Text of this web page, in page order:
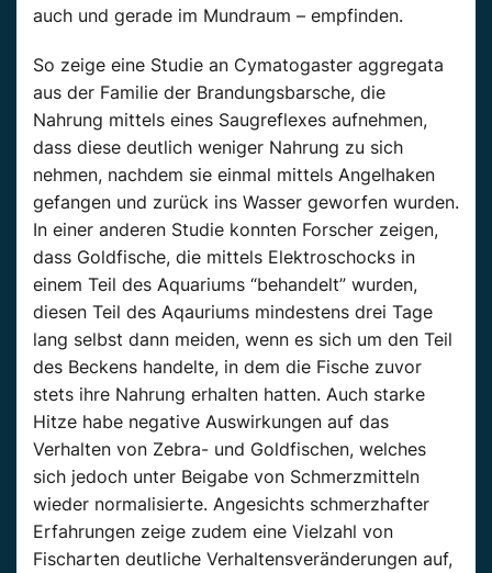
auch und gerade im Mundraum – empfinden.
So zeige eine Studie an Cymatogaster aggregata
aus der Familie der Brandungsbarsche, die
Nahrung mittels eines Saugreflexes aufnehmen,
dass diese deutlich weniger Nahrung zu sich
nehmen, nachdem sie einmal mittels Angelhaken
gefangen und zurück ins Wasser geworfen wurden.
In einer anderen Studie konnten Forscher zeigen,
dass Goldfische, die mittels Elektroschocks in
einem Teil des Aquariums “behandelt” wurden,
diesen Teil des Aqauriums mindestens drei Tage
lang selbst dann meiden, wenn es sich um den Teil
des Beckens handelte, in dem die Fische zuvor
stets ihre Nahrung erhalten hatten. Auch starke
Hitze habe negative Auswirkungen auf das
Verhalten von Zebra- und Goldfischen, welches
sich jedoch unter Beigabe von Schmerzmitteln
wieder normalisierte. Angesichts schmerzhafter
Erfahrungen zeige zudem eine Vielzahl von
Fischarten deutliche Verhaltensveränderungen auf,